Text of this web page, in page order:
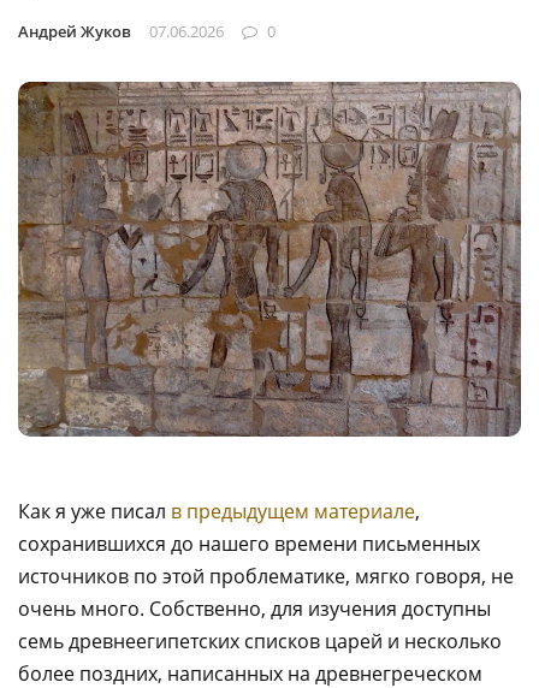
Андрей Жуков 07.06.2026 0
Как я уже писал в предыдущем материале,
сохранившихся до нашего времени письменных
источников по этой проблематике, мягко говоря, не
очень много. Собственно, для изучения доступны
семь древнеегипетских списков царей и несколько
более поздних, написанных на древнегреческом